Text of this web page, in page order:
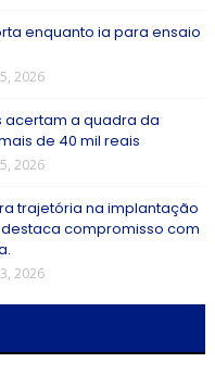
enquanto ia para ensaio
2026
acertam a quadra da
de 40 mil reais
2026
trajetória na implantação
compromisso com
2026